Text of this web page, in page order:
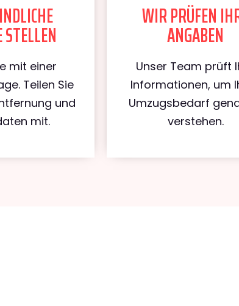
mit einer
Teilen Sie
und
mit.
WIR PRÜFEN
ANGABEN
Unser Team prüft
Informationen, um
Umzugsbedarf
verstehen.